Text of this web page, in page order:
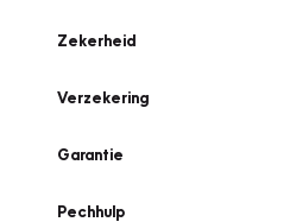
Zekerheid
Verzekering
Garantie
Pechhulp